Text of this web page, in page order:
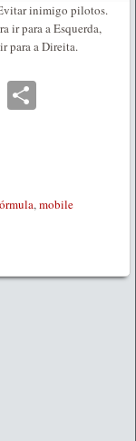
inimigo pilotos.
ir para a Esquerda,
para a Direita.
Copy
,mobile